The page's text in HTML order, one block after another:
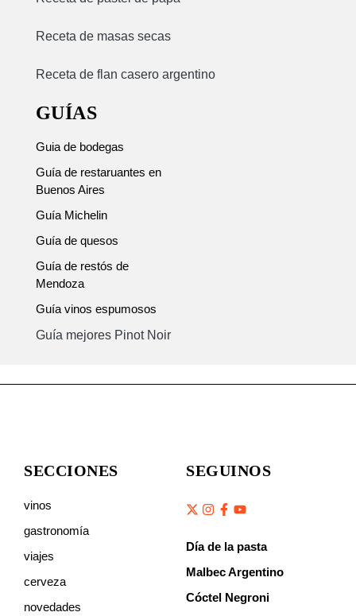
Receta de masas secas
Receta de flan casero argentino
GUÍAS
Guia de bodegas
Guía de restaruantes en
Buenos Aires
Guía Michelin
Guía de quesos
Guía de restós de
Mendoza
Guía vinos espumosos
Guía mejores Pinot Noir
SECCIONES
vinos
gastronomía
viajes
cerveza
novedades
SEGUINOS
Día de la pasta
Malbec Argentino
Cóctel Negroni